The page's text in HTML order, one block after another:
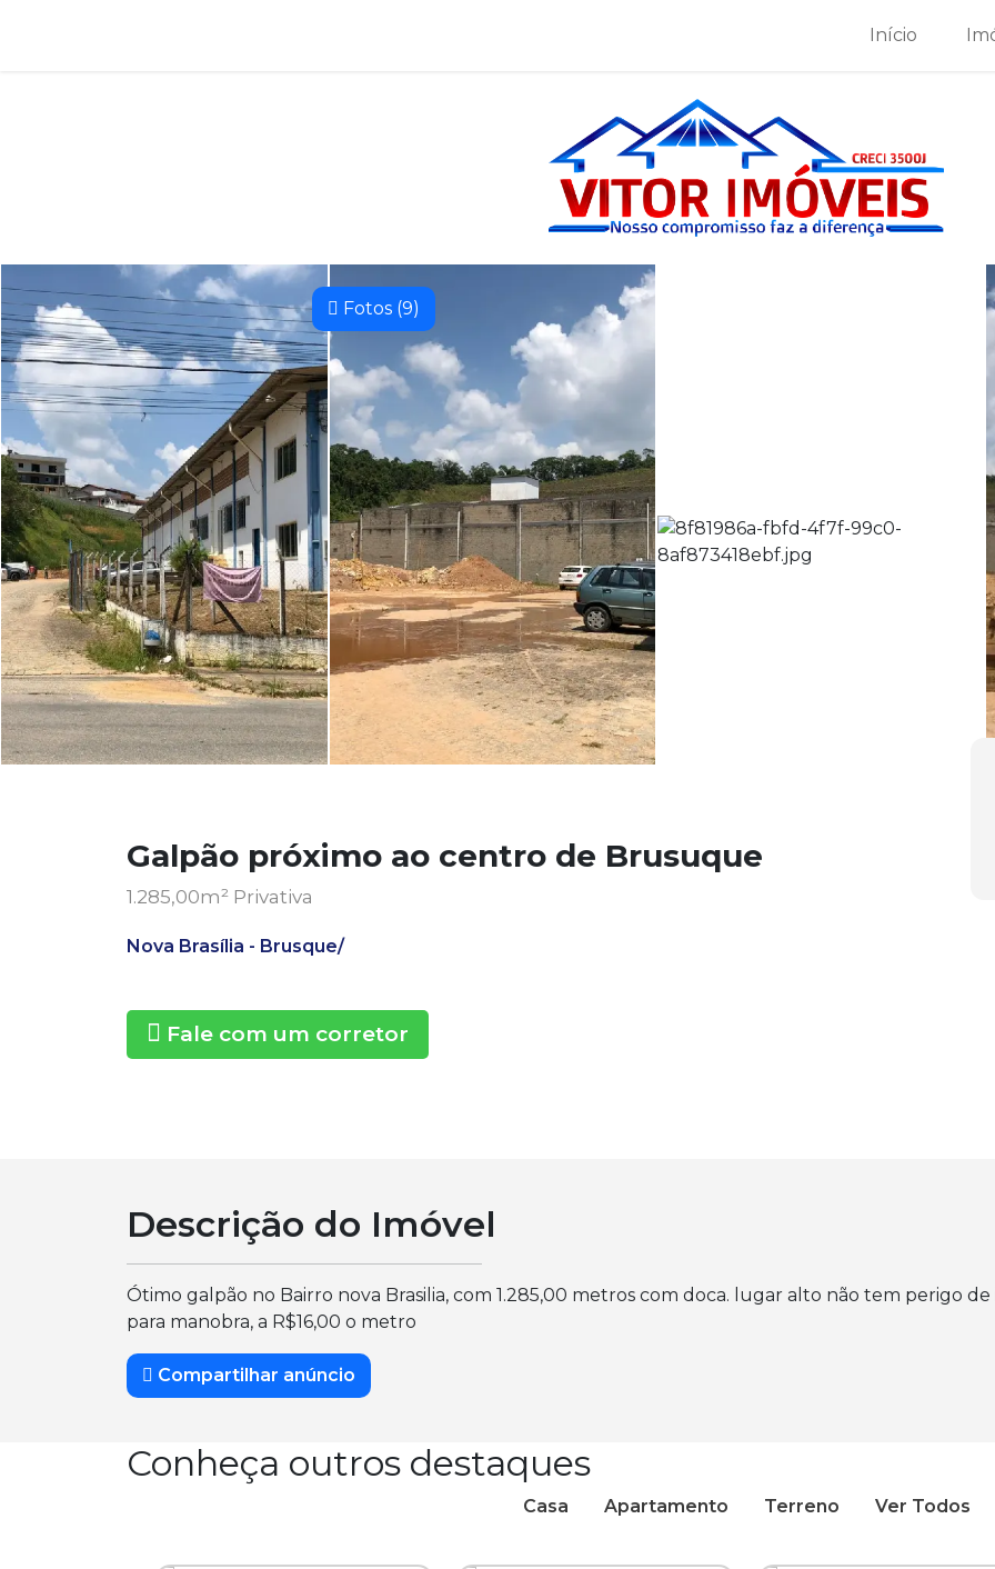
Início
Fotos (9)
Galpão próximo ao centro de Brusuque
1.285,00m² Privativa
Nova Brasília - Brusque/
Fale com um corretor
Descrição do Imóvel
Ótimo galpão no Bairro nova Brasilia, com 1.285,00 metros com doca. lugar alto não tem perigo
para manobra, a R$16,00 o metro
Compartilhar anúncio
Conheça outros destaques
Casa Apartamento Terreno Ver Todos